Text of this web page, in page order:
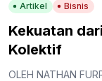
Artikel Bisnis
Kekuatan
Kolektif
OLEH NATHAN